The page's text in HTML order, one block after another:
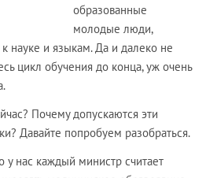
образованные
молодые люди,
науке и языкам. Да и далеко не
цикл обучения до конца, уж очень
Почему допускаются эти
Давайте попробуем разобраться.
у нас каждый министр считает